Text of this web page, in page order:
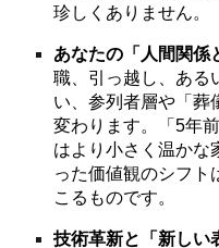
珍しくありません。
あなたの「人間関係
職、引っ越し、ある
い、参列者層や「葬
変わります。「5年
はより小さく温かな
った価値観のシフト
こるものです。
技術革新と「新しい